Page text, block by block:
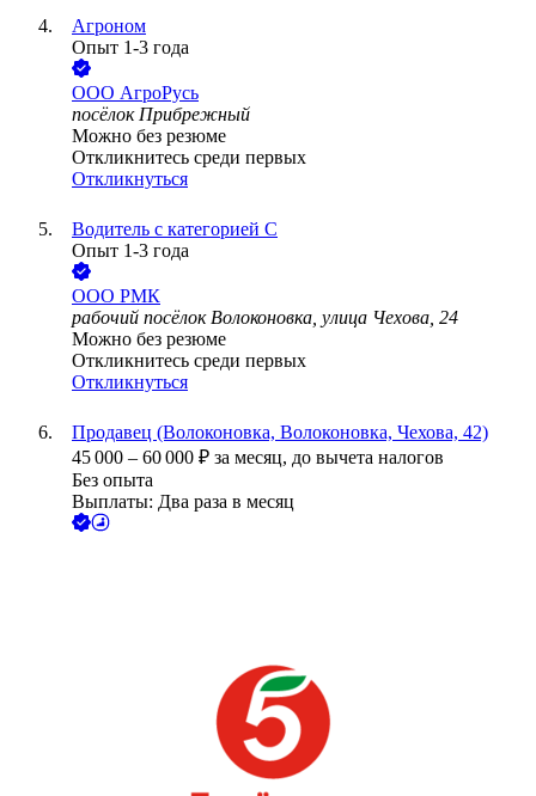
Агроном
Опыт 1-3 года
ООО АгроРусь
посёлок Прибрежный
Можно без резюме
Откликнитесь среди первых
Откликнуться
Водитель с категорией С
Опыт 1-3 года
ООО РМК
рабочий посёлок Волоконовка, улица Чехова, 24
Можно без резюме
Откликнитесь среди первых
Откликнуться
Продавец (Волоконовка, Волоконовка, Чехова, 42)
45 000 – 60 000 ₽ за месяц, до вычета налогов
Без опыта
Выплаты: Два раза в месяц